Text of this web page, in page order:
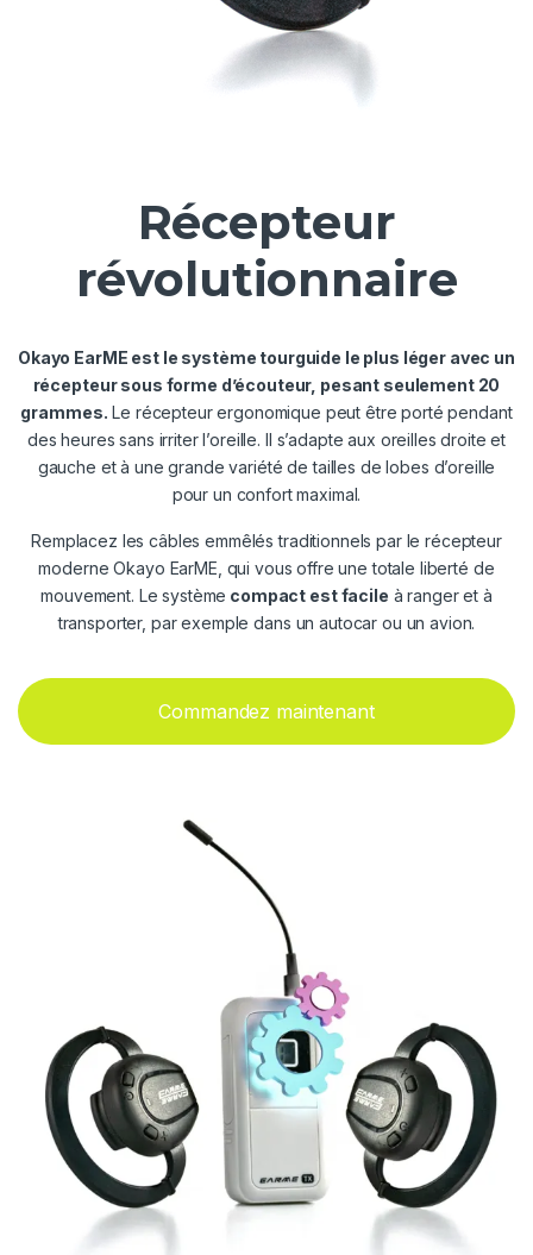
Récepteur
révolutionnaire
Okayo EarME est le système tourguide le plus léger avec un
récepteur sous forme d’écouteur, pesant seulement 20
grammes. Le récepteur ergonomique peut être porté pendant
des heures sans irriter l’oreille. Il s’adapte aux oreilles droite et
gauche et à une grande variété de tailles de lobes d’oreille
pour un confort maximal.
Remplacez les câbles emmêlés traditionnels par le récepteur
moderne Okayo EarME, qui vous offre une totale liberté de
mouvement. Le système compact est facile à ranger et à
transporter, par exemple dans un autocar ou un avion.
Commandez maintenant